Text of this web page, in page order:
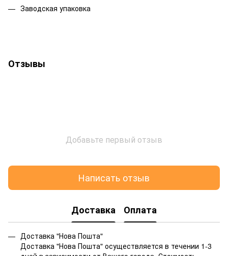
Заводская упаковка
Отзывы
Добавьте первый отзыв
Написать отзыв
Доставка Оплата
Доставка "Нова Пошта"
Доставка "Нова Пошта" осуществляется в течении 1-3